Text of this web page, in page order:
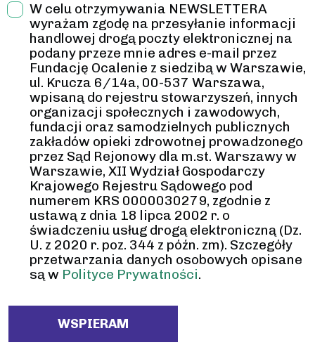
W celu otrzymywania NEWSLETTERA
wyrażam zgodę na przesyłanie informacji
handlowej drogą poczty elektronicznej na
podany przeze mnie adres e-mail przez
Fundację Ocalenie z siedzibą w Warszawie,
ul. Krucza 6/14a, 00-537 Warszawa,
wpisaną do rejestru stowarzyszeń, innych
organizacji społecznych i zawodowych,
fundacji oraz samodzielnych publicznych
zakładów opieki zdrowotnej prowadzonego
przez Sąd Rejonowy dla m.st. Warszawy w
Warszawie, XII Wydział Gospodarczy
Krajowego Rejestru Sądowego pod
numerem KRS 0000030279, zgodnie z
ustawą z dnia 18 lipca 2002 r. o
świadczeniu usług drogą elektroniczną (Dz.
U. z 2020 r. poz. 344 z późn. zm). Szczegóły
przetwarzania danych osobowych opisane
są w Polityce Prywatności.
WSPIERAM